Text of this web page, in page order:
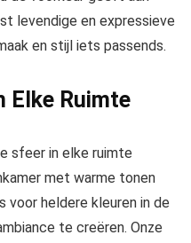
levendige en expressieve
en stijl iets passends.
Elke Ruimte
sfeer in elke ruimte
met warme tonen
voor heldere kleuren in de
te creëren. Onze